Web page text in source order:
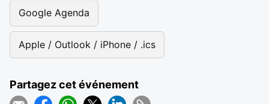
Google Agenda
Apple / Outlook / iPhone / .ics
Partagez cet événement